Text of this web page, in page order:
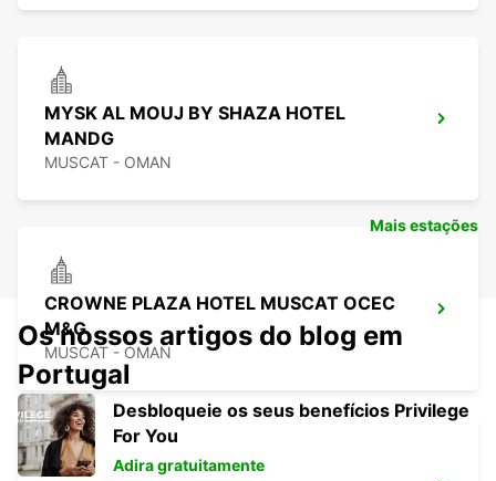
MYSK AL MOUJ BY SHAZA HOTEL
MANDG
MUSCAT - OMAN
CROWNE PLAZA HOTEL MUSCAT OCEC
M&G
MUSCAT - OMAN
Mais estações
Os nossos artigos do blog em
Portugal
Desbloqueie os seus benefícios Privilege
For You
Adira gratuitamente